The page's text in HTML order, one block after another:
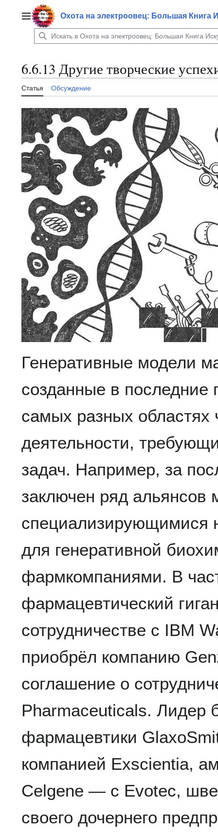
содержаниюГлавное менюОхота на электроовец: Большая Книга
6.6.13 Другие творческие
Статья Обсуждение
Генеративные модели
созданные в последние
самых разных областях
деятельности,
задач. Например, за
заключен ряд
специализирующимися
для генеративной
фармкомпаниями. В
фармацевтический
сотрудничестве с IBM
приобрёл компанию
соглашение о
Pharmaceuticals. Лидер
фармацевтики
компанией Exscientia,
Celgene — с Evotec,
своего дочернего